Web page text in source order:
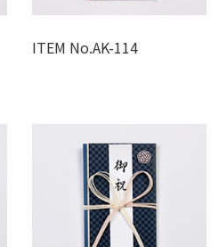
ITEM No.AK-114